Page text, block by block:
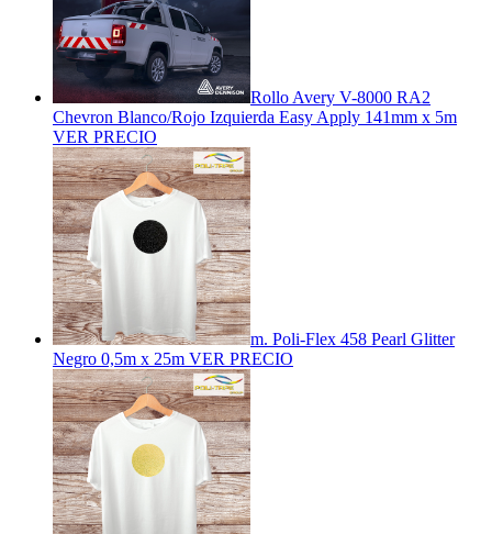
Rollo Avery V-8000 RA2
Chevron Blanco/Rojo Izquierda Easy Apply 141mm x 5m
VER PRECIO
m. Poli-Flex 458 Pearl Glitter
Negro 0,5m x 25m VER PRECIO